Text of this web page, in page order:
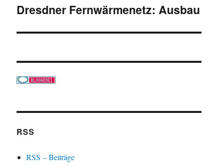
Nächster
Dresdner Fernwärmenetz: Ausbau
RSS
RSS – Beiträge